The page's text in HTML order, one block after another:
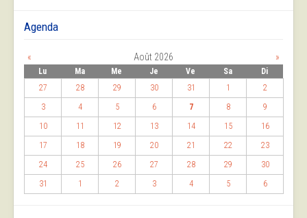
Agenda
« Août 2026 »
Lu Ma Me Je Ve Sa
Di
27
28 29 30 31 1
2
3
4 5 6 7 8
9
10
11 12 13 14 15
16
17
18 19 20 21 22
23
24
25 26 27 28 29
30
31
1 2 3 4 5 6